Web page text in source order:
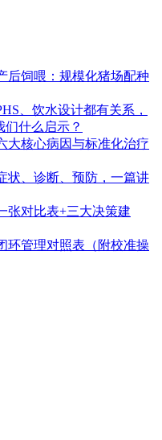
后饲喂：规模化猪场配种
、饮水设计都有关系，
们什么启示？
大核心病因与标准化治疗
状、诊断、预防，一篇讲
张对比表+三大决策建
环管理对照表（附校准操